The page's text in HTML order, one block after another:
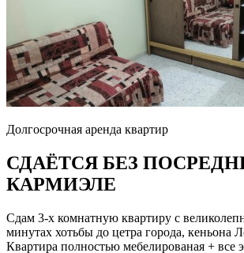
Долгосрочная аренда квартир
СДАЁТСЯ БЕЗ
КАРМИЭЛЕ
Сдам 3-х комнатную квартиру с
минутах хотьбы до цетра города, кеньона
Квартира полностью мебелированая + все